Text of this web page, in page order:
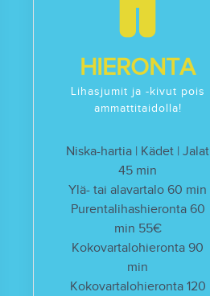
HIERONTA
Lihasjumit ja -kivut pois
ammattitaidolla!
Niska-hartia | Kädet | Jalat
45 min
Ylä- tai alavartalo 60 min
Purentalihashieronta 60
min 55€
Kokovartalohieronta 90
min
Kokovartalohieronta 120